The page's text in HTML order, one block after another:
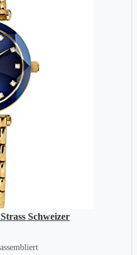
Schweizer